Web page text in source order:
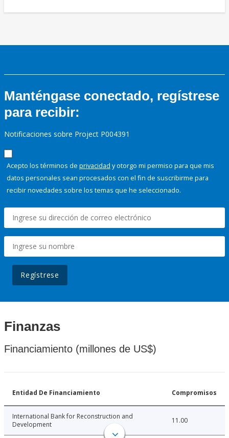
Manténgase conectado, regístrese
para recibir:
Notificaciones sobre Project P004391
Acepto los términos de privacidad y otorgo mi permiso para que mis
datos personales sean procesados con el fin de suscribirme para
recibir novedades sobre los temas que he seleccionado.
Regístrese
Finanzas
Financiamiento (millones de US$)
Entidad De Financiamiento Compromisos
International Bank for Reconstruction and
Development
11.00